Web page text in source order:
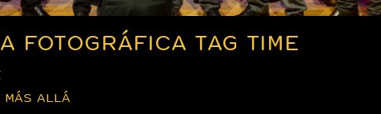
FOTOGRÁFICA TAG TIME
MÁS ALLÁ